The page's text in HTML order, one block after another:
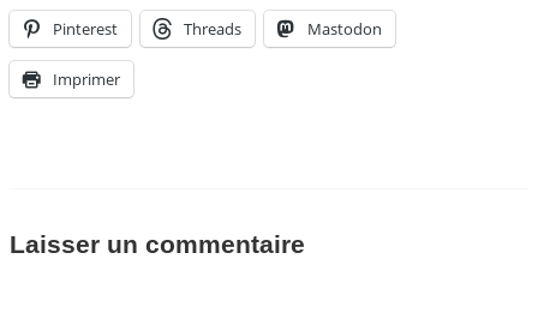
Pinterest Threads Mastodon
Imprimer
Laisser un commentaire